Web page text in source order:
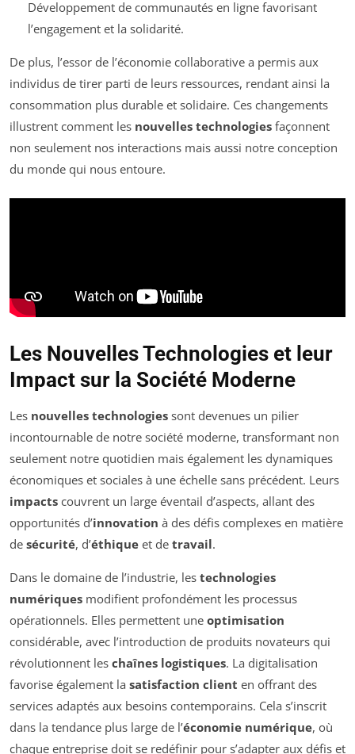
Développement de communautés en ligne favorisant
l’engagement et la solidarité.
De plus, l’essor de l’économie collaborative a permis aux
individus de tirer parti de leurs ressources, rendant ainsi la
consommation plus durable et solidaire. Ces changements
illustrent comment les nouvelles technologies façonnent
non seulement nos interactions mais aussi notre conception
du monde qui nous entoure.
Les Nouvelles Technologies et leur
Impact sur la Société Moderne
Les nouvelles technologies sont devenues un pilier
incontournable de notre société moderne, transformant non
seulement notre quotidien mais également les dynamiques
économiques et sociales à une échelle sans précédent. Leurs
impacts couvrent un large éventail d’aspects, allant des
opportunités d’innovation à des défis complexes en matière
de sécurité, d’éthique et de travail.
Dans le domaine de l’industrie, les technologies
numériques modifient profondément les processus
opérationnels. Elles permettent une optimisation
considérable, avec l’introduction de produits novateurs qui
révolutionnent les chaînes logistiques. La digitalisation
favorise également la satisfaction client en offrant des
services adaptés aux besoins contemporains. Cela s’inscrit
dans la tendance plus large de l’économie numérique, où
chaque entreprise doit se redéfinir pour s’adapter aux défis et